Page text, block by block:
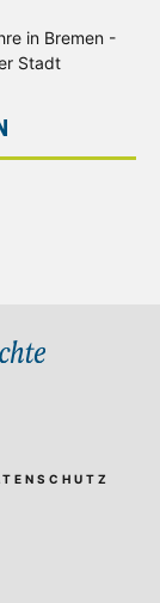
in Bremen -
Stadt